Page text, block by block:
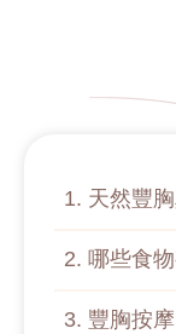
1. 天然豐
2. 哪些食
3. 豐胸按